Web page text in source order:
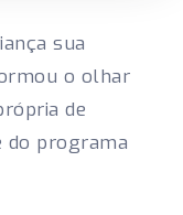
sua
o olhar
de
do programa